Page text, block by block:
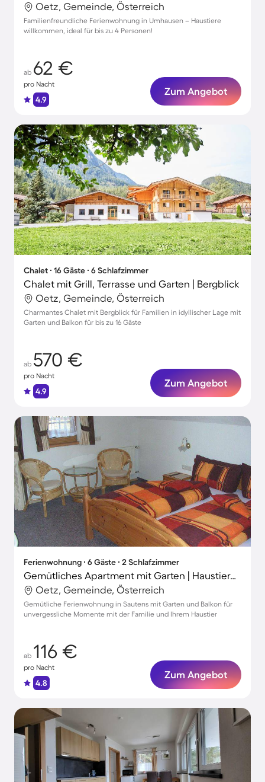
Oetz, Gemeinde, Österreich
Familienfreundliche Ferienwohnung in Umhausen – Haustiere
willkommen, ideal für bis zu 4 Personen!
ab 62 €
pro Nacht
4.9
Zum Angebot
Chalet ∙ 16 Gäste ∙ 6 Schlafzimmer
Chalet mit Grill, Terrasse und Garten | Bergblick
Oetz, Gemeinde, Österreich
Charmantes Chalet mit Bergblick für Familien in idyllischer Lage mit
Garten und Balkon für bis zu 16 Gäste
ab 570 €
pro Nacht
4.9
Zum Angebot
Ferienwohnung ∙ 6 Gäste ∙ 2 Schlafzimmer
Gemütliches Apartment mit Garten | Haustiere sind willkommen
Oetz, Gemeinde, Österreich
Gemütliche Ferienwohnung in Sautens mit Garten und Balkon für
unvergessliche Momente mit der Familie und Ihrem Haustier
ab 116 €
pro Nacht
4.8
Zum Angebot